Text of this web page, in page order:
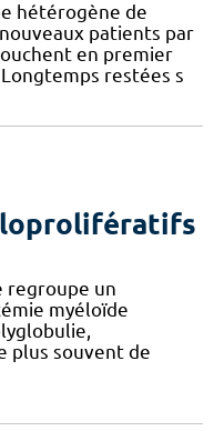
hétérogène de
patients par
en premier
restées s
regroupe un
myéloïde
plus souvent de